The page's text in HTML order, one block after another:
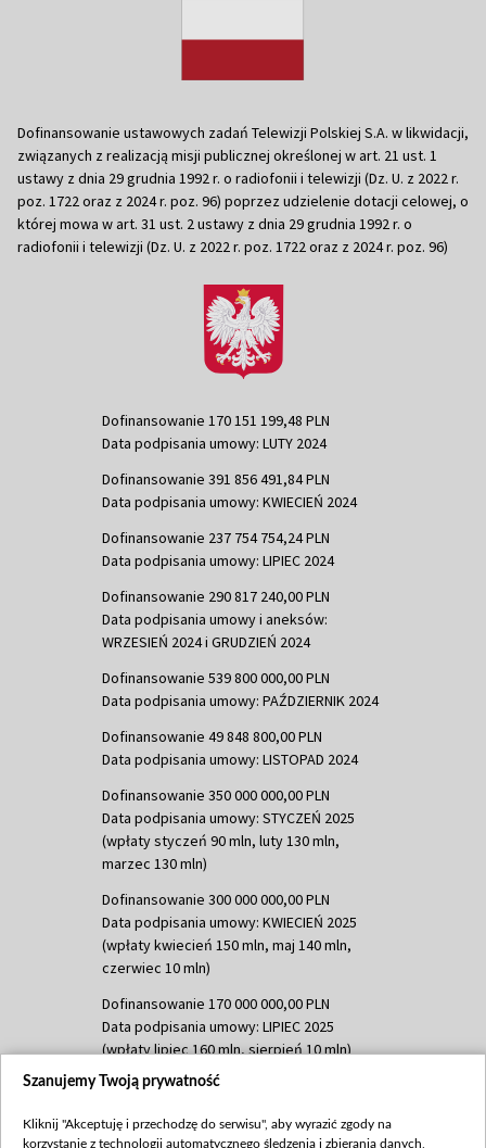
Dofinansowanie ustawowych zadań Telewizji Polskiej S.A. w likwidacji,
związanych z realizacją misji publicznej określonej w art. 21 ust. 1
ustawy z dnia 29 grudnia 1992 r. o radiofonii i telewizji (Dz. U. z 2022 r.
poz. 1722 oraz z 2024 r. poz. 96) poprzez udzielenie dotacji celowej, o
której mowa w art. 31 ust. 2 ustawy z dnia 29 grudnia 1992 r. o
radiofonii i telewizji (Dz. U. z 2022 r. poz. 1722 oraz z 2024 r. poz. 96)
Dofinansowanie 170 151 199,48 PLN
Data podpisania umowy: LUTY 2024
Dofinansowanie 391 856 491,84 PLN
Data podpisania umowy: KWIECIEŃ 2024
Dofinansowanie 237 754 754,24 PLN
Data podpisania umowy: LIPIEC 2024
Dofinansowanie 290 817 240,00 PLN
Data podpisania umowy i aneksów:
WRZESIEŃ 2024 i GRUDZIEŃ 2024
Dofinansowanie 539 800 000,00 PLN
Data podpisania umowy: PAŹDZIERNIK 2024
Dofinansowanie 49 848 800,00 PLN
Data podpisania umowy: LISTOPAD 2024
Dofinansowanie 350 000 000,00 PLN
Data podpisania umowy: STYCZEŃ 2025
(wpłaty styczeń 90 mln, luty 130 mln,
marzec 130 mln)
Dofinansowanie 300 000 000,00 PLN
Data podpisania umowy: KWIECIEŃ 2025
(wpłaty kwiecień 150 mln, maj 140 mln,
czerwiec 10 mln)
Dofinansowanie 170 000 000,00 PLN
Data podpisania umowy: LIPIEC 2025
(wpłaty lipiec 160 mln, sierpień 10 mln)
Dofinansowanie 60 000 000,00 PLN
(wpłata wrzesień 60 mln)
Szanujemy Twoją prywatność
Kliknij "Akceptuję i przechodzę do serwisu", aby wyrazić zgody na
korzystanie z technologii automatycznego śledzenia i zbierania danych,